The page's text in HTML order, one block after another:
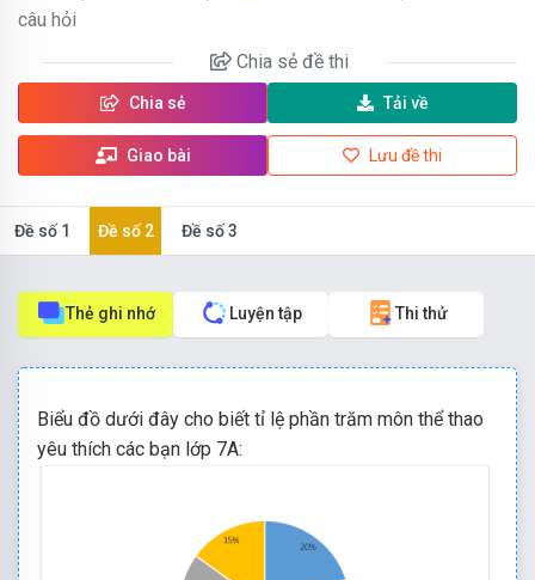
câu hỏi
Chia sẻ đề thi
Chia sẻ
Giao bài
Tải về
Lưu đề thi
Đề số 1 Đề số 2 Đề số 3
Thẻ ghi nhớ Luyện tập Thi thử
Biểu đồ dưới đây cho biết tỉ lệ phần trăm môn thể thao
yêu thích các bạn lớp 7A: